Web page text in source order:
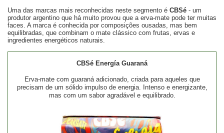
Uma das marcas mais reconhecidas neste segmento é CBSé - um
produtor argentino que há muito provou que a erva-mate pode ter muitas
faces. A marca é conhecida por composições ousadas, mas bem
equilibradas, que combinam o mate clássico com frutas, ervas e
ingredientes energéticos naturais.
CBSé Energía Guaraná
Erva-mate com guaraná adicionado, criada para aqueles que
precisam de um sólido impulso de energia. Intenso e energizante,
mas com um sabor agradável e equilibrado.